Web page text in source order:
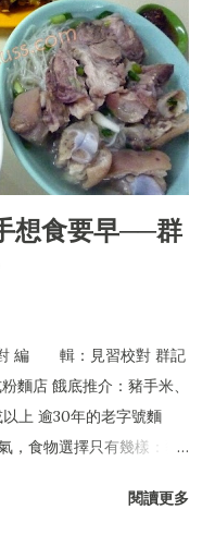
想食要早──群
編 輯：見習校對 群記
麵店 餓底推介：豬手米、
上 逾30年的老字號麵
，食物選擇只有幾樣：豬
，甚至吸引許多名人紅星
閱讀更多